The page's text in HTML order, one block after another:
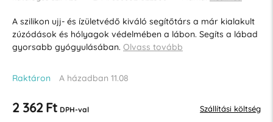
A szilikon ujj- és ízületvédő kiváló segítőtárs a már kialakult
zúzódások és hólyagok védelmében a lábon. Segíts a lábad
gyorsabb gyógyulásában. Olvass tovább
Raktáron A házadban 11.08
2 362 Ft DPH-val Szállítási költség